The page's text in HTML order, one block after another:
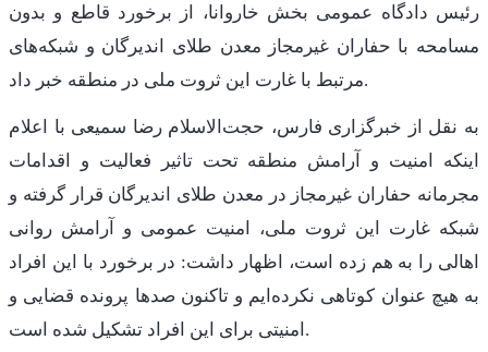
رئیس دادگاه عمومی بخش خاروانا، از برخورد قاطع و بدون
مسامحه با حفاران غیرمجاز معدن طلای اندیرگان و شبکه‌های
مرتبط با غارت این ثروت ملی در منطقه خبر داد.
به نقل از خبرگزاری فارس، حجت‌الاسلام رضا سمیعی با اعلام
اینکه امنیت و آرامش منطقه تحت تاثیر فعالیت و اقدامات
مجرمانه حفاران غیرمجاز در معدن طلای اندیرگان قرار گرفته و
شبکه غارت این ثروت ملی، امنیت عمومی و آرامش روانی
اهالی را به هم زده است، اظهار داشت: در برخورد با این افراد
به هیچ عنوان کوتاهی نکرده‌ایم و تاکنون صدها پرونده قضایی و
امنیتی برای این افراد تشکیل شده است.